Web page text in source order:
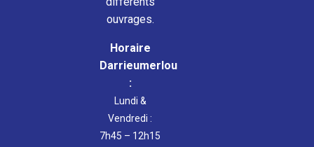
ouvrages.
Horaire
Darrieumerlou
:
Lundi &
Vendredi :
7h45 – 12h15